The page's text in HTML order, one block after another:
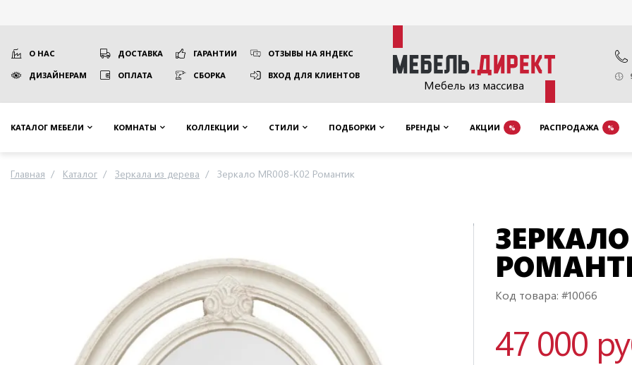
Мебель из массива
О НАС ДОСТАВКА ГАРАНТИИ ОТЗЫВЫ НА ЯНДЕКС
ДИЗАЙНЕРАМ ОПЛАТА СБОРКА ВХОД ДЛЯ КЛИЕНТОВ
КАТАЛОГ МЕБЕЛИ КОМНАТЫ КОЛЛЕКЦИИ СТИЛИ ПОДБОРКИ БРЕНДЫ АКЦИИ % РАСПРОДАЖА %
Главная Каталог Зеркала из дерева Зеркало MR008-K02 Романтик
ЗЕРКАЛО
Код товара: #10066
47 000